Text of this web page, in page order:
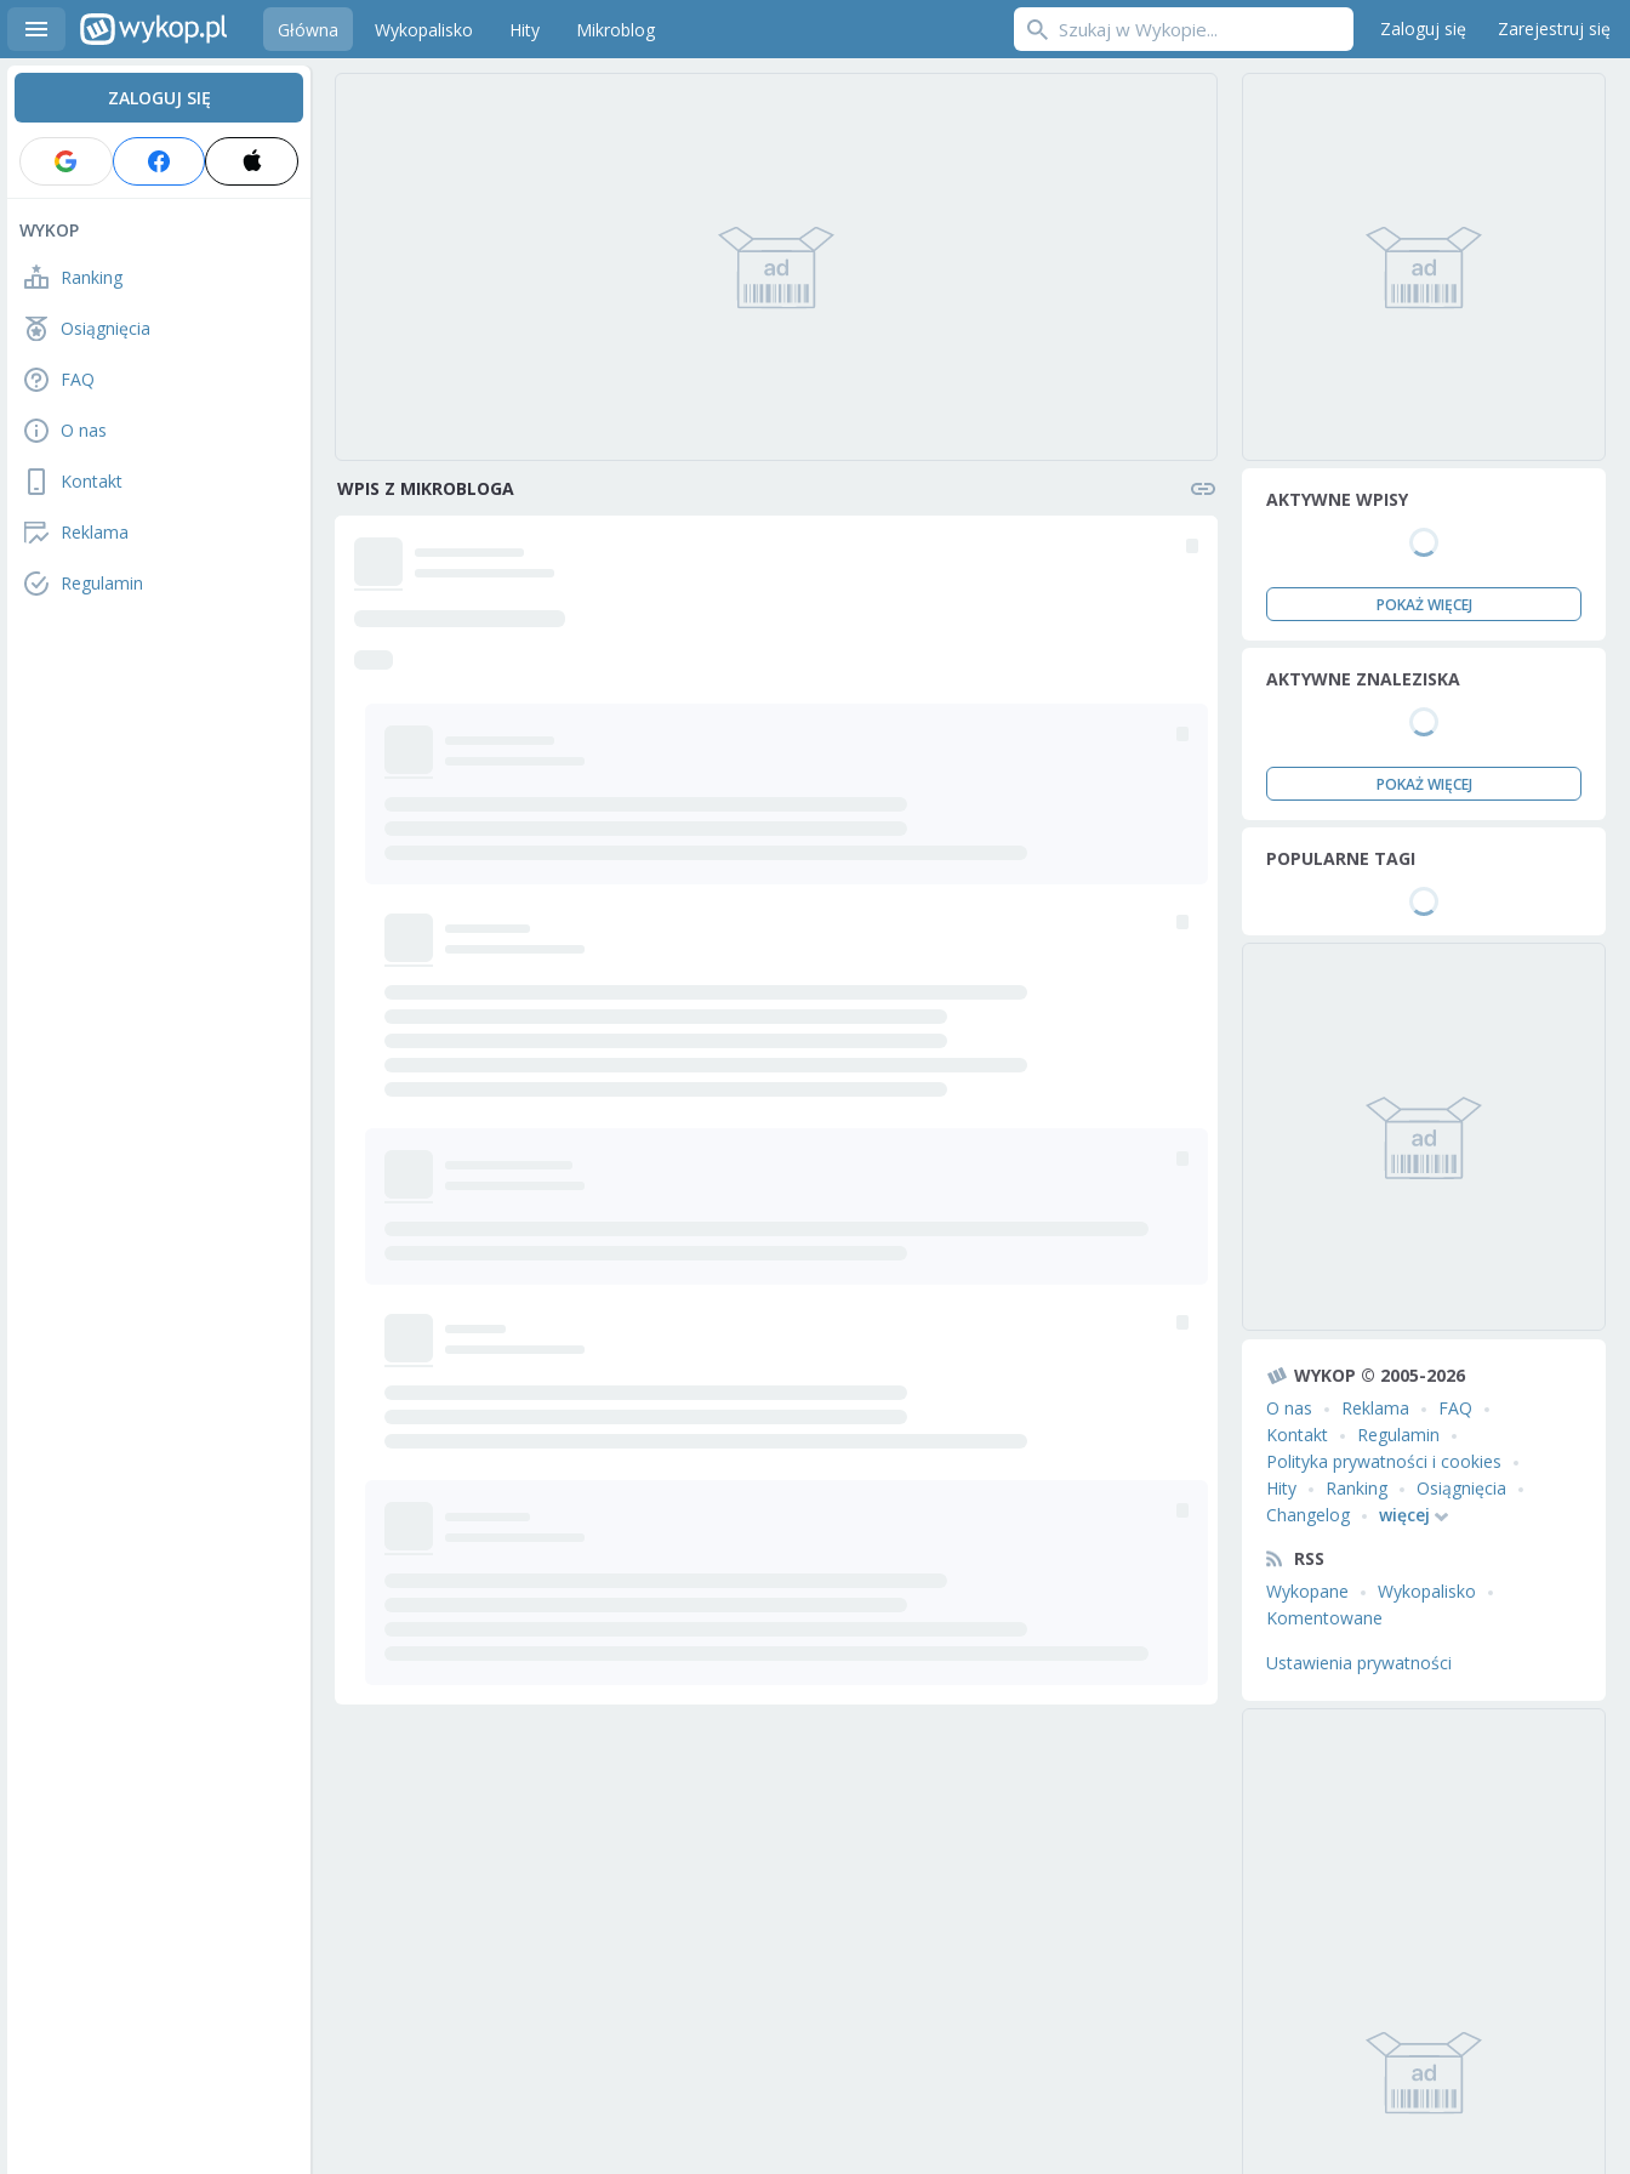
Główna Wykopalisko Hity Mikroblog Zaloguj się Zarejestruj się
ZALOGUJ SIĘ
WYKOP
Ranking
Osiągnięcia
FAQ
O nas
Kontakt
Reklama
Regulamin
WPIS Z MIKROBLOGA AKTYWNE WPISY
POKAŻ WIĘCEJ
AKTYWNE ZNALEZISKA
POKAŻ WIĘCEJ
POPULARNE TAGI
WYKOP © 2005-2026
O nas
Reklama
FAQ
Kontakt
Regulamin
Polityka prywatności i cookies
Hity
Ranking
Osiągnięcia
Changelog
więcej
RSS
Wykopane
Wykopalisko
Komentowane
Ustawienia prywatności